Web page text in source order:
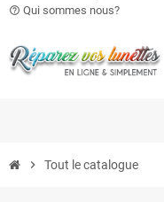
help_outline Qui sommes nous?
chevron_right Tout le catalogue